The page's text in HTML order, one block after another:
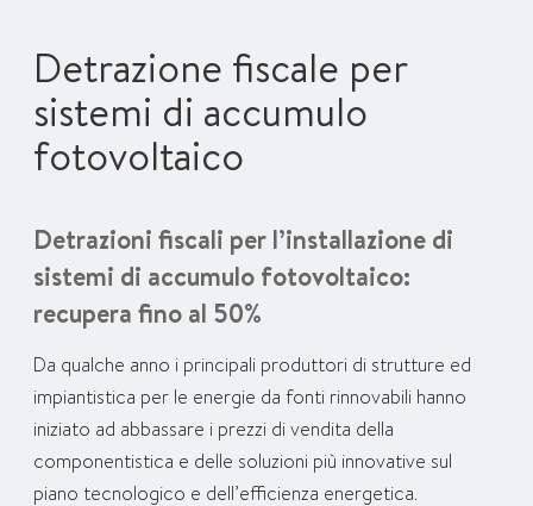
Detrazione fiscale per
sistemi di accumulo
fotovoltaico
Detrazioni fiscali per l’installazione di
sistemi di accumulo fotovoltaico:
recupera fino al 50%
Da qualche anno i principali produttori di strutture ed
impiantistica per le energie da fonti rinnovabili hanno
iniziato ad abbassare i prezzi di vendita della
componentistica e delle soluzioni più innovative sul
piano tecnologico e dell’efficienza energetica.